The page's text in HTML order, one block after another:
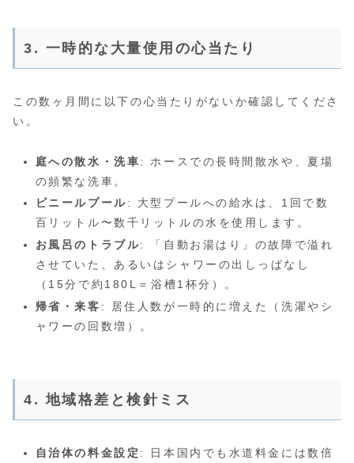
3. 一時的な大量使用の心当たり
この数ヶ月間に以下の心当たりがないか確認してくださ
い。
庭への散水・洗車: ホースでの長時間散水や、夏場
の頻繁な洗車。
ビニールプール: 大型プールへの給水は、1回で数
百リットル〜数千リットルの水を使用します。
お風呂のトラブル: 「自動お湯はり」の故障で溢れ
させていた、あるいはシャワーの出しっぱなし
（15分で約180L＝浴槽1杯分）。
帰省・来客 : 居住人数が一時的に増えた（洗濯やシ
ャワーの回数増）。
4. 地域格差と検針ミス
自治体の料金設定 : 日本国内でも水道料金には数倍